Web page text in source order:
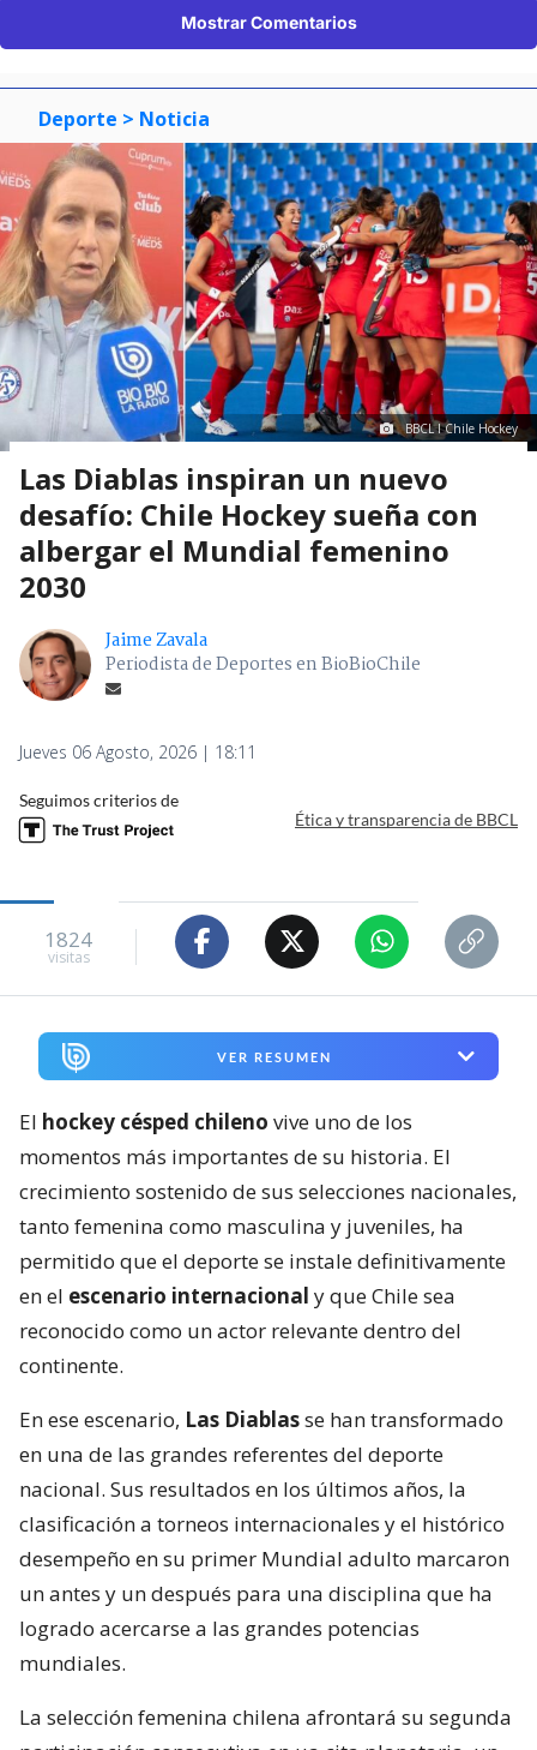
Mostrar Comentarios
Deporte > Noticia
BBCL I Chile Hockey
Las Diablas inspiran un nuevo
desafío: Chile Hockey sueña con
albergar el Mundial femenino
2030
Jaime Zavala
Periodista de Deportes en BioBioChile
Jueves 06 Agosto, 2026 | 18:11
Seguimos criterios de
Ética y transparencia de BBCL
1824
visitas
VER RESUMEN
El hockey césped chileno vive uno de los
momentos más importantes de su historia. El
crecimiento sostenido de sus selecciones nacionales,
tanto femenina como masculina y juveniles, ha
permitido que el deporte se instale definitivamente
en el escenario internacional y que Chile sea
reconocido como un actor relevante dentro del
continente.
En ese escenario, Las Diablasse han transformado
en una de las grandes referentes del deporte
nacional. Sus resultados en los últimos años, la
clasificación a torneos internacionales y el histórico
desempeño en su primer Mundial adulto marcaron
un antes y un después para una disciplina que ha
logrado acercarse a las grandes potencias
mundiales.
La selección femenina chilena afrontará su segunda